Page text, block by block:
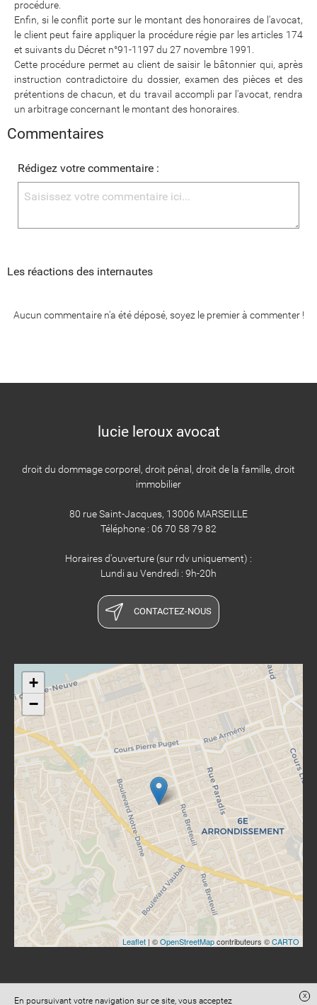
procédure.
Enfin, si le conflit porte sur le montant des honoraires de l'avocat,
le client peut faire appliquer la procédure régie par les articles 174
et suivants du Décret n°91-1197 du 27 novembre 1991.
Cette procédure permet au client de saisir le bâtonnier qui, après
instruction contradictoire du dossier, examen des pièces et des
prétentions de chacun, et du travail accompli par l'avocat, rendra
un arbitrage concernant le montant des honoraires.
Commentaires
Rédigez votre commentaire :
Les réactions des internautes
Aucun commentaire n'a été déposé, soyez le premier à commenter !
lucie leroux avocat
droit du dommage corporel, droit pénal, droit de la famille, droit
immobilier
80 rue Saint-Jacques, 13006 MARSEILLE
Téléphone : 06 70 58 79 82
Horaires d'ouverture (sur rdv uniquement) :
Lundi au Vendredi : 9h-20h
CONTACTEZ-NOUS
+
−
Leaflet | ©OpenStreetMapcontributeurs ©CARTO
Site réalisé avecDigital Avocat
En poursuivant votre navigation sur ce site, vous acceptez
x